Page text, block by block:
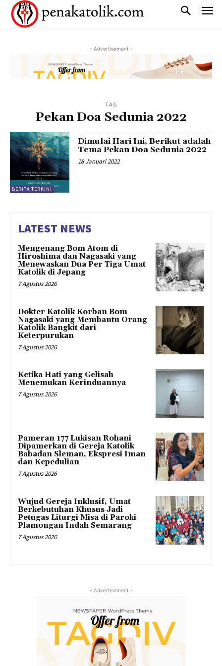
- Advertisement -
TAG
Pekan Doa Sedunia 2022
BERITA TERKINI
Dimulai Hari Ini, Berikut adalah
Tema Pekan Doa Sedunia 2022
18 Januari 2022
LATEST NEWS
Mengenang Bom Atom di
Hiroshima dan Nagasaki yang
Menewaskan Dua Per Tiga Umat
Katolik di Jepang
7 Agustus 2026
Dokter Katolik Korban Bom
Nagasaki yang Membantu Orang
Katolik Bangkit dari
Keterpurukan
7 Agustus 2026
Ketika Hati yang Gelisah
Menemukan Kerinduannya
7 Agustus 2026
Pameran 177 Lukisan Rohani
Dipamerkan di Gereja Katolik
Babadan Sleman, Ekspresi Iman
dan Kepedulian
7 Agustus 2026
Wujud Gereja Inklusif, Umat
Berkebutuhan Khusus Jadi
Petugas Liturgi Misa di Paroki
Plamongan Indah Semarang
7 Agustus 2026
- Advertisement -